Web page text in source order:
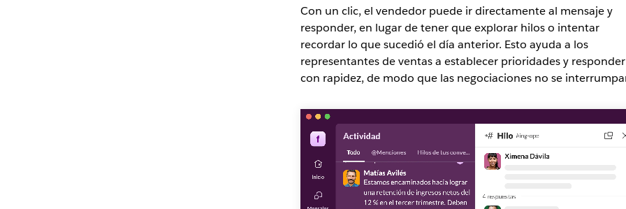
Con un clic, el vendedor puede ir directamente al mensaje y
responder, en lugar de tener que explorar hilos o intentar
recordar lo que sucedió el día anterior. Esto ayuda a los
representantes de ventas a establecer prioridades y responder
con rapidez, de modo que las negociaciones no se